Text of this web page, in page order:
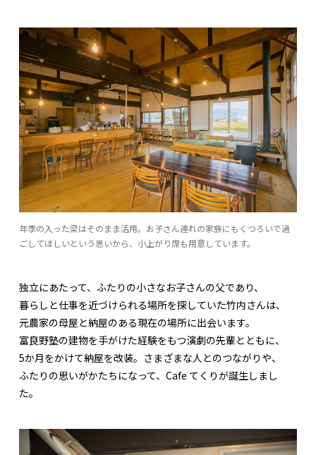
年季の入った梁はそのまま活用。お子さん連れの家族にもくつろいで過
ごしてほしいという思いから、小上がり席も用意しています。
独立にあたって、ふたりの小さなお子さんの父であり、
暮らしと仕事を近づけられる場所を探していた竹内さんは、
元農家の母屋と納屋のある現在の場所に出会います。
富良野塾の建物を手がけた経験をもつ演劇の先輩とともに、
5か月をかけて納屋を改装。さまざまな人とのつながりや、
ふたりの思いがかたちになって、Cafe てくりが誕生しまし
た。